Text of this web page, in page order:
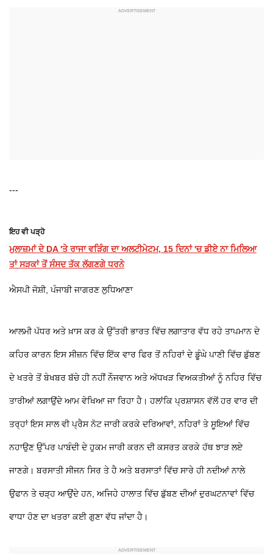
---
ਇਹ ਵੀ ਪੜ੍ਹੋ
ਮੁਲਾਜ਼ਮਾਂ ਦੇ DA 'ਤੇ ਰਾਜਾ ਵੜਿੰਗ ਦਾ ਅਲਟੀਮੇਟਮ, 15 ਦਿਨਾਂ 'ਚ ਡੀਏ ਨਾ ਮਿਲਿਆ
ਤਾਂ ਸੜਕਾਂ ਤੋਂ ਸੰਸਦ ਤੱਕ ਲੱਗਣਗੇ ਧਰਨੇ
ਐਸਪੀ ਜੋਸ਼ੀ, ਪੰਜਾਬੀ ਜਾਗਰਣ ਲੁਧਿਆਣਾ
ਆਲਮੀ ਪੱਧਰ ਅਤੇ ਖ਼ਾਸ ਕਰ ਕੇ ਉੱਤਰੀ ਭਾਰਤ ਵਿੱਚ ਲਗਾਤਾਰ ਵੱਧ ਰਹੇ ਤਾਪਮਾਨ ਦੇ
ਕਹਿਰ ਕਾਰਨ ਇਸ ਸੀਜ਼ਨ ਵਿੱਚ ਇੱਕ ਵਾਰ ਫਿਰ ਤੋਂ ਨਹਿਰਾਂ ਦੇ ਡੂੰਘੇ ਪਾਣੀ ਵਿੱਚ ਡੁੱਬਣ
ਦੇ ਖਤਰੇ ਤੋਂ ਬੇਖਬਰ ਬੱਚੇ ਹੀ ਨਹੀਂ ਨੌਜਵਾਨ ਅਤੇ ਅੱਧਖੜ ਵਿਅਕਤੀਆਂ ਨੂੰ ਨਹਿਰ ਵਿੱਚ
ਤਾਰੀਆਂ ਲਗਾਉਂਦੇ ਆਮ ਵੇਖਿਆ ਜਾ ਰਿਹਾ ਹੈ। ਹਲਾਂਕਿ ਪ੍ਰਸ਼ਾਸਨ ਵੱਲੋਂ ਹਰ ਵਾਰ ਦੀ
ਤਰ੍ਹਾਂ ਇਸ ਸਾਲ ਵੀ ਪ੍ਰੈਸ ਨੋਟ ਜਾਰੀ ਕਰਕੇ ਦਰਿਆਵਾਂ, ਨਹਿਰਾਂ ਤੇ ਸੂਇਆਂ ਵਿੱਚ
ਨਹਾਉਣ ਉੱਪਰ ਪਾਬੰਦੀ ਦੇ ਹੁਕਮ ਜਾਰੀ ਕਰਨ ਦੀ ਕਸਰਤ ਕਰਕੇ ਹੱਥ ਝਾੜ ਲਏ
ਜਾਣਗੇ। ਬਰਸਾਤੀ ਸੀਜਨ ਸਿਰ ਤੇ ਹੈ ਅਤੇ ਬਰਸਾਤਾਂ ਵਿੱਚ ਸਾਰੇ ਹੀ ਨਦੀਆਂ ਨਾਲੇ
ਉਫਾਨ ਤੇ ਚੜ੍ਹ ਆਉਂਦੇ ਹਨ, ਅਜਿਹੇ ਹਾਲਾਤ ਵਿੱਚ ਡੁੱਬਣ ਦੀਆਂ ਦੁਰਘਟਨਾਵਾਂ ਵਿੱਚ
ਵਾਧਾ ਹੋਣ ਦਾ ਖਤਰਾ ਕਈ ਗੁਣਾ ਵੱਧ ਜਾਂਦਾ ਹੈ।